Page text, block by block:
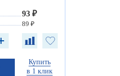
93 ₽
89 ₽
Купить
в 1 клик